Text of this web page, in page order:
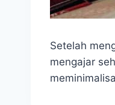
Setelah
mengajar